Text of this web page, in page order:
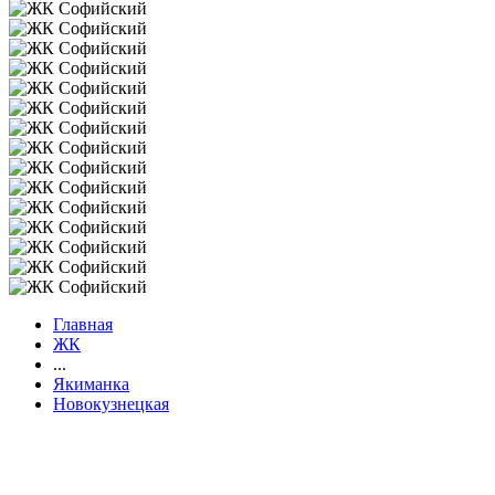
Главная
ЖК
...
Якиманка
Новокузнецкая